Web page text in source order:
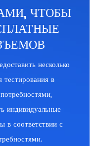
ЧТОБЫ
несколько
в
индивидуальные
в соответствии с